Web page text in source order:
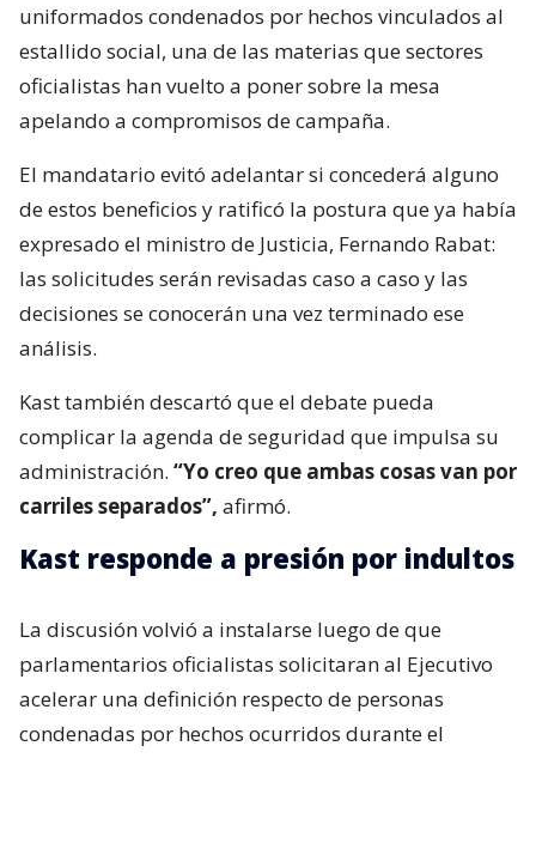
uniformados condenados por hechos vinculados al
estallido social, una de las materias que sectores
oficialistas han vuelto a poner sobre la mesa
apelando a compromisos de campaña.
El mandatario evitó adelantar si concederá alguno
de estos beneficios y ratificó la postura que ya había
expresado el ministro de Justicia, Fernando Rabat:
las solicitudes serán revisadas caso a caso y las
decisiones se conocerán una vez terminado ese
análisis.
Kast también descartó que el debate pueda
complicar la agenda de seguridad que impulsa su
administración. “Yo creo que ambas cosas van por
carriles separados”, afirmó.
Kast responde a presión por indultos
La discusión volvió a instalarse luego de que
parlamentarios oficialistas solicitaran al Ejecutivo
acelerar una definición respecto de personas
condenadas por hechos ocurridos durante el